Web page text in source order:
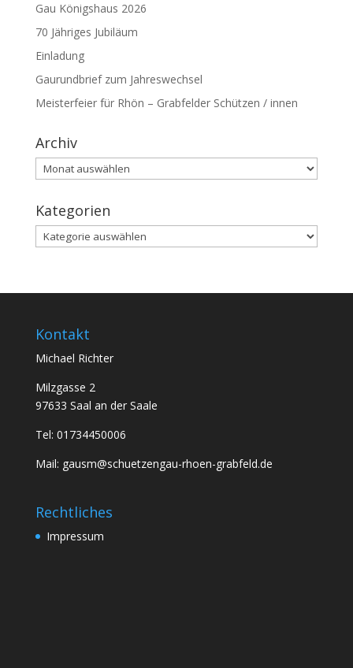
Gau Königshaus 2026
70 Jähriges Jubiläum
Einladung
Gaurundbrief zum Jahreswechsel
Meisterfeier für Rhön – Grabfelder Schützen / innen
Archiv
Archiv
Kategorien
Kategorien
Kontakt
Michael Richter
Milzgasse 2
97633 Saal an der Saale
Tel: 01734450006
Mail: gausm@schuetzengau-rhoen-grabfeld.de
Rechtliches
Impressum